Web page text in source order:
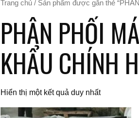
Trang chủ / Sản phẩm được gắn thẻ
PHÂN PHỐI
KHẨU CHÍNH
Hiển thị một kết quả duy nhất